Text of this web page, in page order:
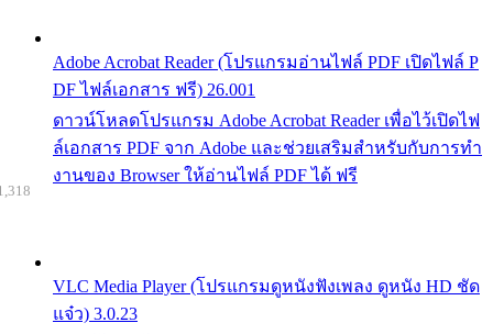
Adobe Acrobat Reader (โปรแกรมอ่านไฟล์ PDF เปิดไฟล์ P
DF ไฟล์เอกสาร ฟรี) 26.001
ดาวน์โหลดโปรแกรม Adobe Acrobat Reader เพื่อไว้เปิดไฟ
ล์เอกสาร PDF จาก Adobe และช่วยเสริมสำหรับกับการทำ
งานของ Browser ให้อ่านไฟล์ PDF ได้ ฟรี
VLC Media Player (โปรแกรมดูหนังฟังเพลง ดูหนัง HD ชัด
แจ๋ว) 3.0.23